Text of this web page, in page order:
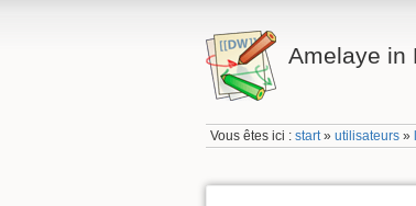
Amelaye in
Vous êtes ici :start»utilisateurs »